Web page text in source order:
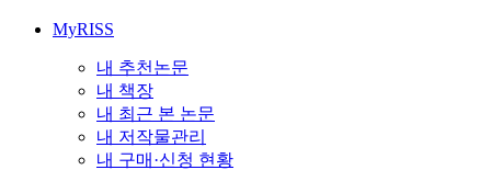
MyRISS
내 추천논문
내 책장
내 최근 본 논문
내 저작물관리
내 구매·신청 현황